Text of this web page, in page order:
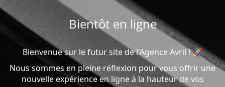
Bientôt en ligne
Bienvenue sur le futur site de l'Agence Avril ! 🚀
Nous sommes en pleine réflexion pour vous offrir une
nouvelle expérience en ligne à la hauteur de vos